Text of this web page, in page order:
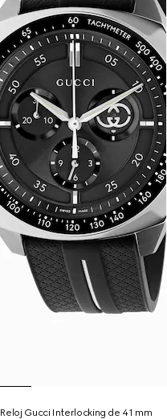
Reloj Gucci Interlocking de 41 mm